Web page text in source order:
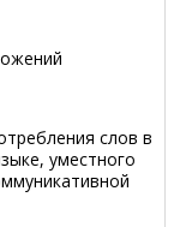
слов в
уместного